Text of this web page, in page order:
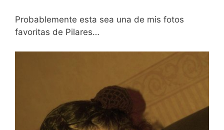
Probablemente esta sea una de mis fotos
favoritas de Pilares…